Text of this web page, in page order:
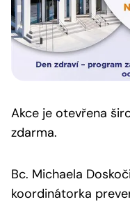
Akce je otevřena
zdarma.
Bc. Michaela
koordinátorka